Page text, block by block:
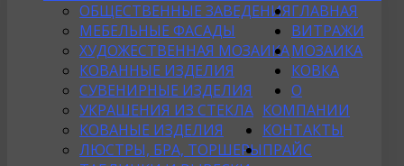
ОБЩЕСТВЕННЫЕ ЗАВЕДЕНИЯ
МЕБЕЛЬНЫЕ ФАСАДЫ
ХУДОЖЕСТВЕННАЯ МОЗАИКА
КОВАННЫЕ ИЗДЕЛИЯ
СУВЕНИРНЫЕ ИЗДЕЛИЯ
УКРАШЕНИЯ ИЗ СТЕКЛА
КОВАНЫЕ ИЗДЕЛИЯ
ЛЮСТРЫ, БРА, ТОРШЕРЫ
ГЛАВНАЯ
ВИТРАЖИ
МОЗАИКА
КОВКА
О
КОМПАНИИ
КОНТАКТЫ
ПРАЙС